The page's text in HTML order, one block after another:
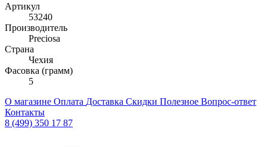
Артикул
53240
Производитель
Preciosa
Страна
Чехия
Фасовка (грамм)
5
О магазине Оплата Доставка Скидки Полезное Вопрос-ответ
Контакты
8 (499) 350 17 87